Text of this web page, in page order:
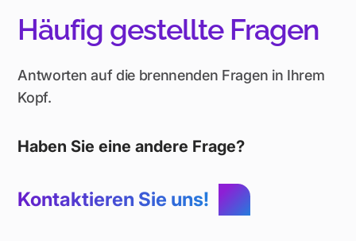
Häufig gestellte Fragen
Antworten auf die brennenden Fragen in Ihrem
Kopf.
Haben Sie eine andere Frage?
Kontaktieren Sie uns!